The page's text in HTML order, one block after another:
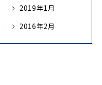
2019年1月
2016年2月